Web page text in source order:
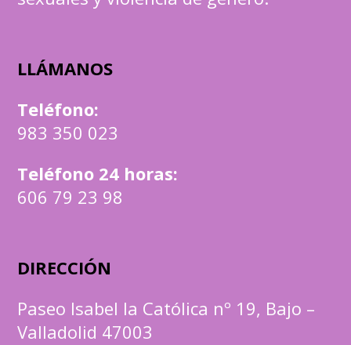
LLÁMANOS
Teléfono:
983 350 023
Teléfono 24 horas:
606 79 23 98
DIRECCIÓN
Paseo Isabel la Católica nº 19, Bajo –
Valladolid 47003